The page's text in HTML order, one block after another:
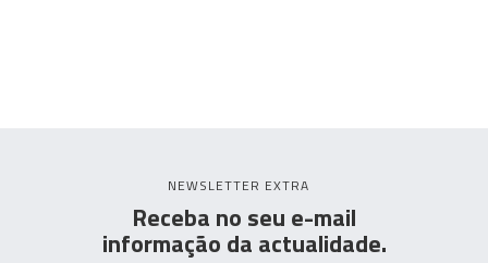
NEWSLETTER EXTRA
Receba no seu e-mail
informação da actualidade.